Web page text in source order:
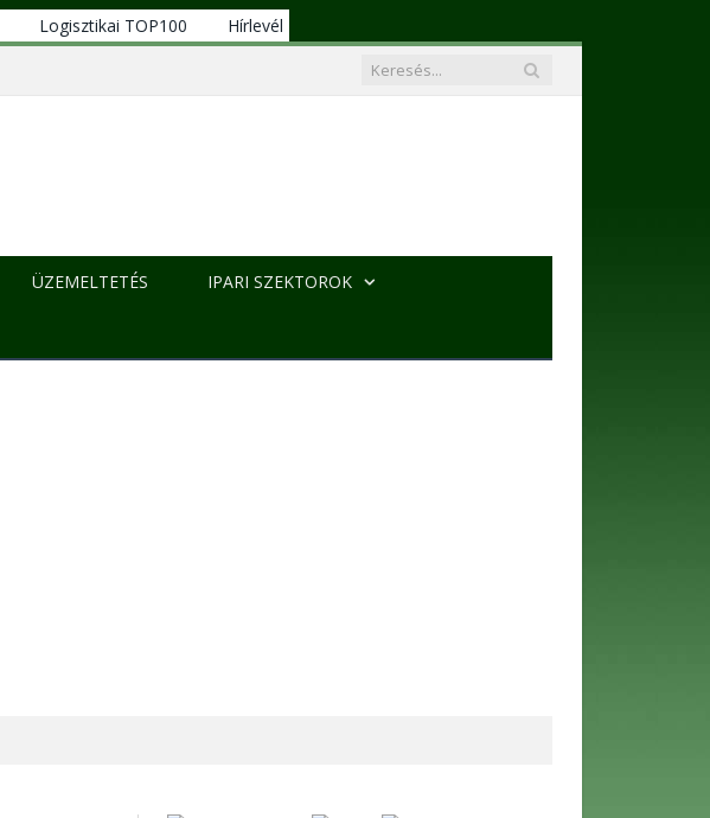
Logisztikai TOP100
Hírlevél
ÜZEMELTETÉS IPARI SZEKTOROK